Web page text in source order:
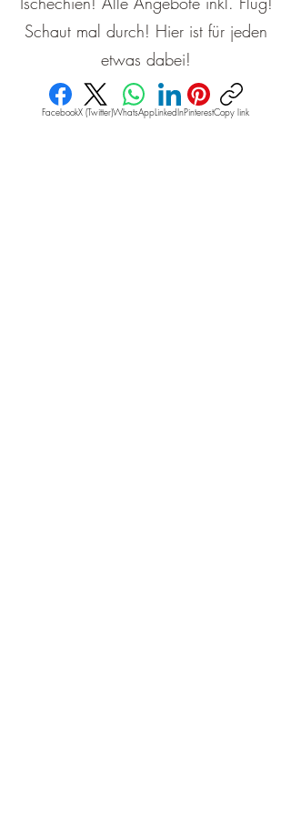
Schaut mal durch! Hier ist für jeden
etwas dabei!
FacebookX (Twitter)WhatsAppLinkedInPinterestCopy link